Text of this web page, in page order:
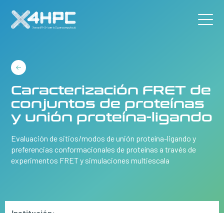
Caracterización FRET de
conjuntos de proteínas
y unión proteína-ligando
Evaluación de sitios/modos de unión proteína-ligando y
preferencias conformacionales de proteínas a través de
experimentos FRET y simulaciones multiescala